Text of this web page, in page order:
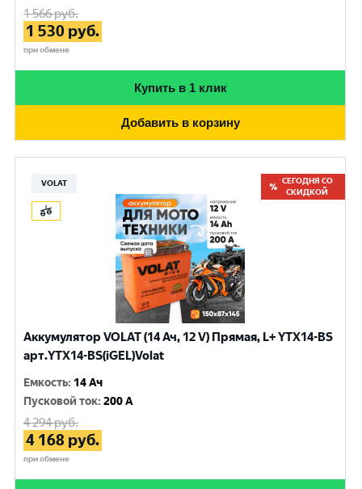
1 566руб.
1 530 руб.
при обмене
Купить в 1 клик
Добавить в корзину
VOLAT
СЕГОДНЯ СО
СКИДКОЙ
Аккумулятор VOLAT (14 Ач, 12 V) Прямая, L+ YTX14-BS
арт.YTX14-BS(iGEL)Volat
Емкость: 14 Ач
Пусковой ток:200 A
4 294руб.
4 168 руб.
при обмене